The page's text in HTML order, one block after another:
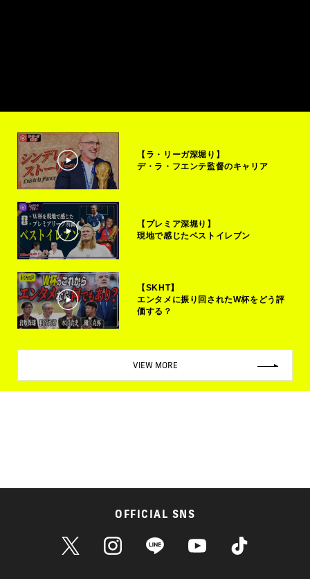
【ラ・リーガ深堀り】
デ・ラ・フエンテ監督のキャリア
【プレミア深堀り】
現地で感じたベストイレブン
【SKHT】
エンタメに振り回されたW杯をどう評
価する？
VIEW MORE
OFFICIAL SNS